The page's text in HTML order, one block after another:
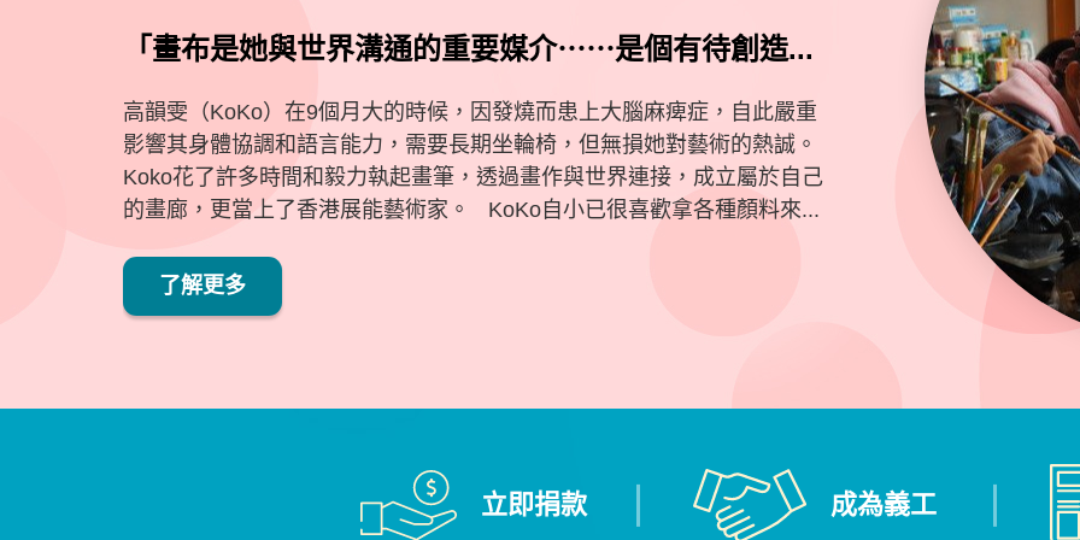
「畫布是她與世界溝通的重要媒介⋯⋯是個有待創造...
高韻雯（KoKo）在9個月大的時候，因發燒而患上大腦麻痺症，自此嚴重
影響其身體協調和語言能力，需要長期坐輪椅，但無損她對藝術的熱誠。
Koko花了許多時間和毅力執起畫筆，透過畫作與世界連接，成立屬於自己
的畫廊，更當上了香港展能藝術家。 KoKo自小已很喜歡拿各種顏料來...
了解更多
立即捐款 成為義工